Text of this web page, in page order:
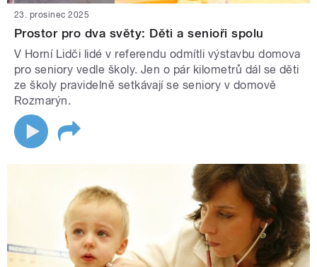
23. prosinec 2025
Prostor pro dva světy: Děti a senioři spolu
V Horní Lidči lidé v referendu odmítli výstavbu domova
pro seniory vedle školy. Jen o pár kilometrů dál se děti
ze školy pravidelně setkávají se seniory v domově
Rozmarýn.